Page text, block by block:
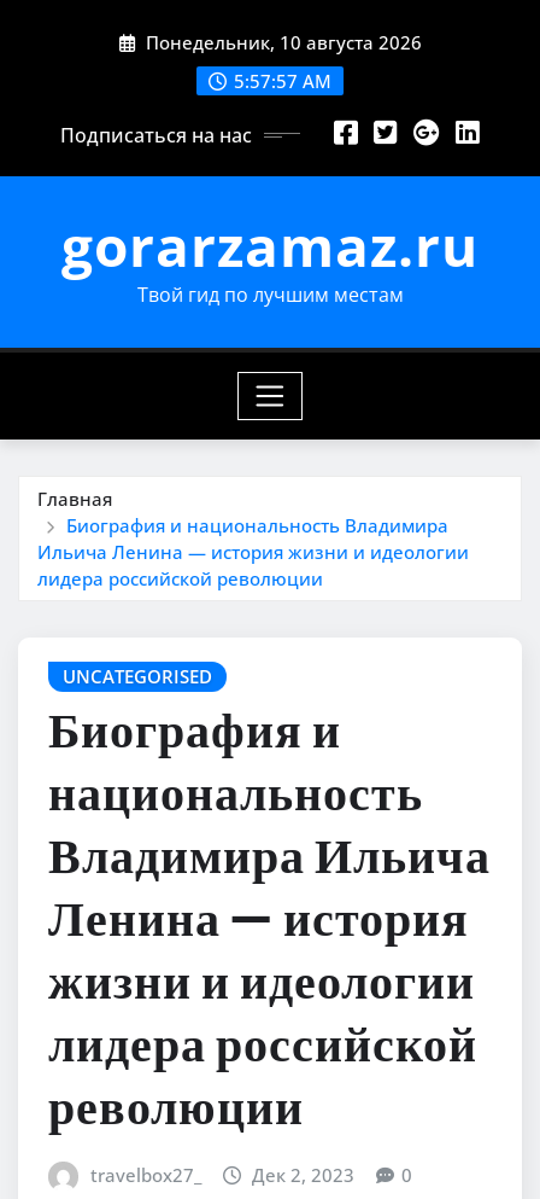
Понедельник, 10 августа 2026
5:57:58 AM
Подписаться на нас
gorarzamaz.ru
Твой гид по лучшим местам
Главная
Биография и национальность Владимира
Ильича Ленина — история жизни и идеологии
лидера российской революции
UNCATEGORISED
Биография и
национальность
Владимира Ильича
Ленина — история
жизни и идеологии
лидера российской
революции
travelbox27_ Дек 2, 2023 0